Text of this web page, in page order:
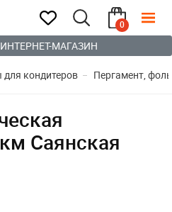
0
МАГАЗИН
кондитеров Пергамент,
Саянская